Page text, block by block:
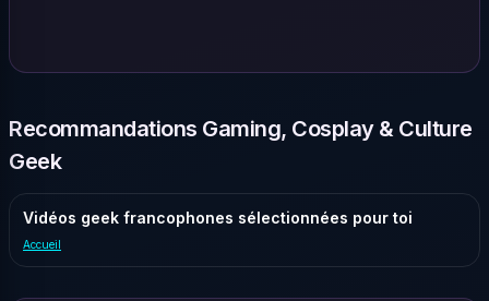
Recommandations Gaming, Cosplay & Culture
Geek
Vidéos geek francophones sélectionnées pour toi
Accueil